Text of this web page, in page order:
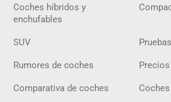
Coches híbridos y
enchufables
SUV
Rumores de coches
Comparativa de coches